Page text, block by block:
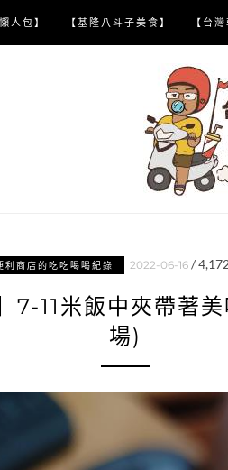
人包】 【基隆八斗子美食】 【台
利商店的吃吃喝喝紀錄 2022-06-16 /
7-11米飯中夾帶著
場)